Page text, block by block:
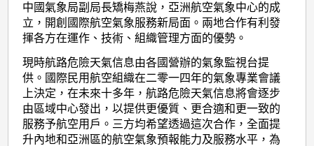
中國氣象局副局長矯梅燕說，亞洲航空氣象中心的成
立，開創國際航空氣象服務新局面。兩地合作有利發
揮各方在運作、技術、組織管理方面的優勢。
現時航路危險天氣信息由各國營辦的氣象監視台提
供。國際民用航空組織在二零一四年的氣象專業會議
上決定，在未來十多年，航路危險天氣信息將會逐步
由區域中心發出，以提供更優質、更合適和更一致的
服務予航空用戶。三方均希望透過這次合作，全面提
升內地和亞洲區的航空氣象預報能力及服務水平，為